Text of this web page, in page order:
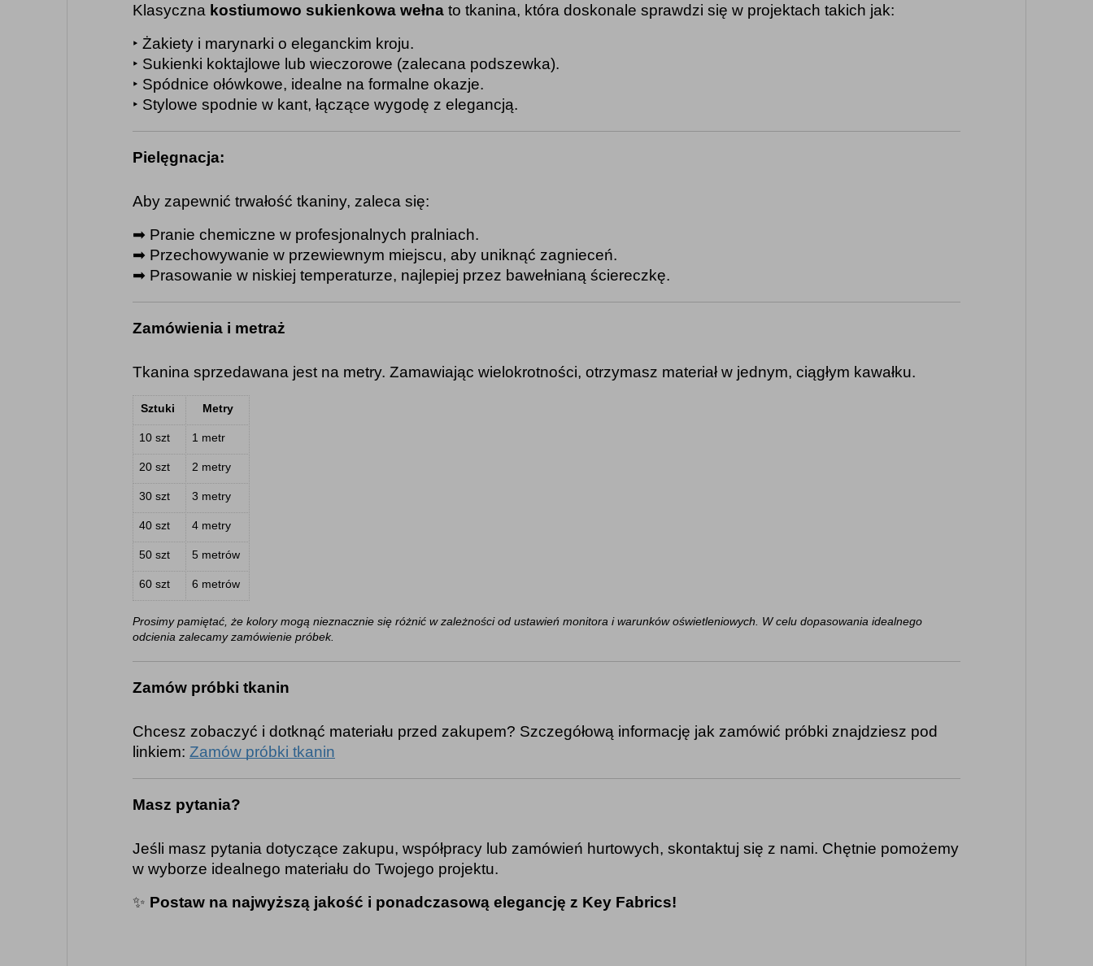
Klasyczna kostiumowo sukienkowa wełna to tkanina, która doskonale sprawdzi się w projektach takich jak:
‣ Żakiety i marynarki o eleganckim kroju.
‣ Sukienki koktajlowe lub wieczorowe (zalecana podszewka).
‣ Spódnice ołówkowe, idealne na formalne okazje.
‣ Stylowe spodnie w kant, łączące wygodę z elegancją.
Pielęgnacja:
Aby zapewnić trwałość tkaniny, zaleca się:
➡︎ Pranie chemiczne w profesjonalnych pralniach.
➡︎ Przechowywanie w przewiewnym miejscu, aby uniknąć zagnieceń.
➡︎ Prasowanie w niskiej temperaturze, najlepiej przez bawełnianą ściereczkę.
Zamówienia i metraż
Tkanina sprzedawana jest na metry. Zamawiając wielokrotności, otrzymasz materiał w jednym, ciągłym kawałku.
Sztuki Metry
10 szt 1 metr
20 szt 2 metry
30 szt 3 metry
40 szt 4 metry
50 szt 5 metrów
60 szt 6 metrów
Prosimy pamiętać, że kolory mogą nieznacznie się różnić w zależności od ustawień monitora i warunków oświetleniowych. W celu dopasowania idealnego
odcienia zalecamy zamówienie próbek.
Zamów próbki tkanin
Chcesz zobaczyć i dotknąć materiału przed zakupem? Szczegółową informację jak zamówić próbki znajdziesz pod
linkiem: Zamów próbki tkanin
Masz pytania?
Jeśli masz pytania dotyczące zakupu, współpracy lub zamówień hurtowych, skontaktuj się z nami. Chętnie pomożemy
w wyborze idealnego materiału do Twojego projektu.
✨ Postaw na najwyższą jakość i ponadczasową elegancję z Key Fabrics!